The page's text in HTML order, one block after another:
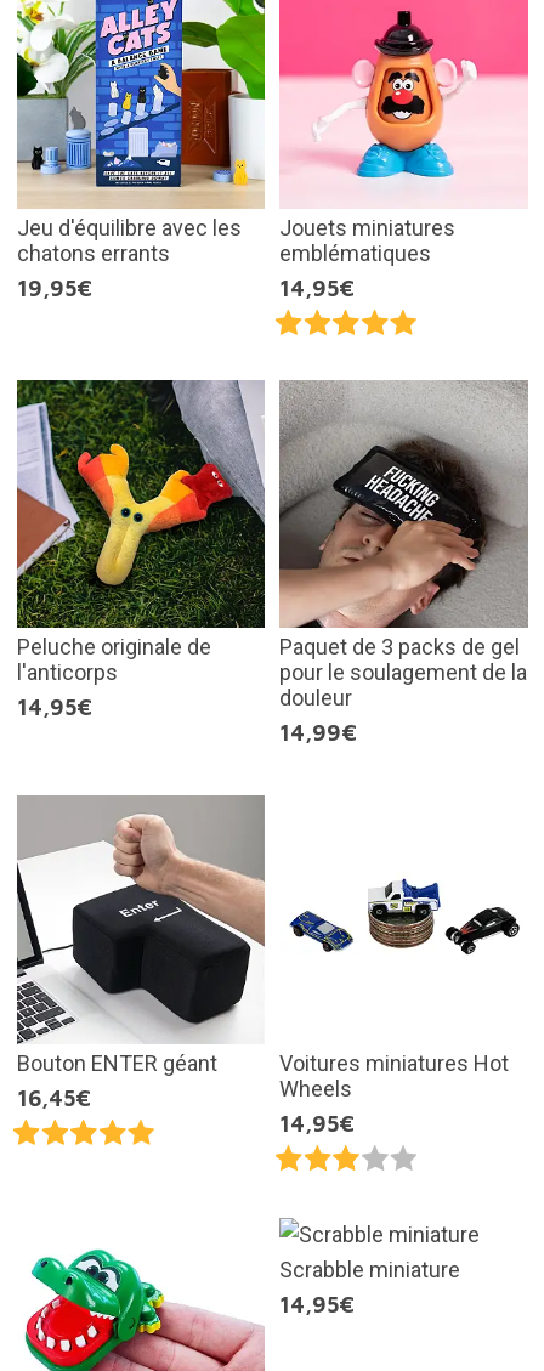
Jeu d'équilibre avec les
chatons errants
19,95€
Jouets miniatures
emblématiques
14,95€
Peluche originale de
l'anticorps
14,95€
Paquet de 3 packs de gel
pour le soulagement de la
douleur
14,99€
Bouton ENTER géant
16,45€
Voitures miniatures Hot
Wheels
14,95€
Scrabble miniature
14,95€